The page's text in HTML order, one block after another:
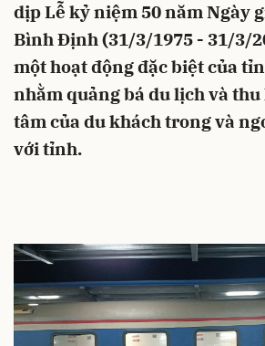
dịp Lễ kỷ niệm 50 năm Ngày
Bình Định (31/3/1975 - 31/3/
một hoạt động đặc biệt của
nhằm quảng bá du lịch và
tâm của du khách trong và
với tỉnh.